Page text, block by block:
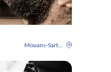
Mouans-Sartoux